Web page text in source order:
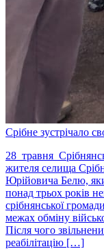
Срібне зустрічало
28 травня
жителя селища
Юрійовича Белю,
понад трьох років
срібнянської
межах обміну
Після чого
реабілітацію […]